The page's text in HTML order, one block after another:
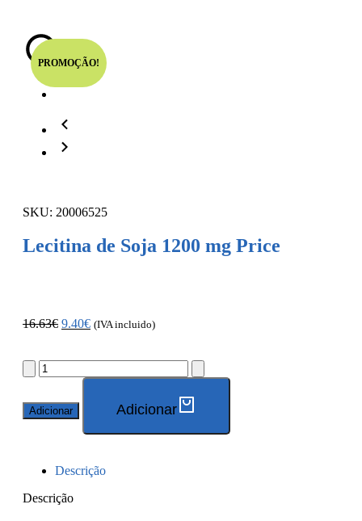
PROMOÇÃO!
SKU: 20006525
Lecitina de Soja 1200 mg Price
16.63€ 9.40€ (IVA incluido)
Adicionar Adicionar
Descrição
Descrição